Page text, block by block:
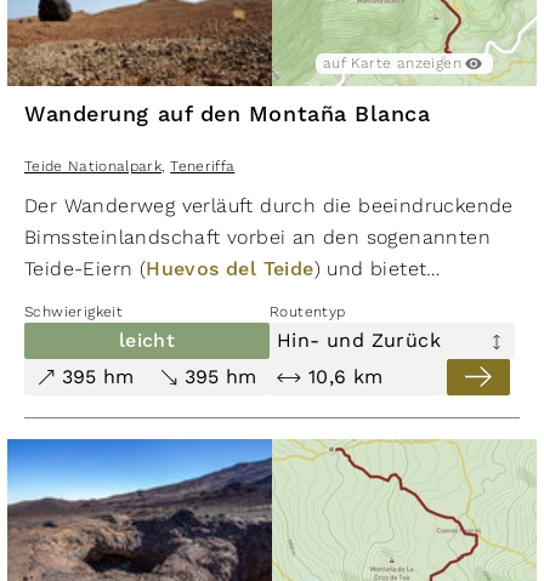
auf Karte anzeigen
Wanderung auf den Montaña Blanca
Teide Nationalpark, Teneriffa
Der Wanderweg verläuft durch die beeindruckende
Bimssteinlandschaft vorbei an den sogenannten
Teide-Eiern (Huevos del Teide) und bietet
über die Nord­küste Teneriffas. Eine angenehme,
rund 10,5 Kilometer lange (Hin- und
Rückweg) Streckenwanderung. Über einen breiten
Fahrweg erwandert man denMontaña Blanca, den
dritthöchsten Vulkan Teneriffas.
Schwierigkeit Routentyp
leicht
Hin- und Zurück
395 hm
395 hm 10,6 km